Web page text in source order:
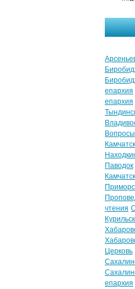
епархия
епархия
Вопросы
Паводок
чтения
Церковь
епархия